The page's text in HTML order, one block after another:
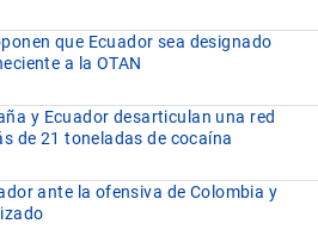
que Ecuador sea designado
a la OTAN
y Ecuador desarticulan una red
de 21 toneladas de cocaína
ante la ofensiva de Colombia y